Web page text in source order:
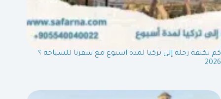
كم تكلفة رحلة إلى تركيا لمدة اسبوع مع سفرنا للسياحة ؟
2026